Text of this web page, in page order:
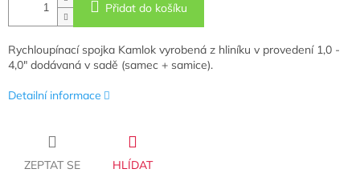
Přidat do košíku
Rychloupínací spojka Kamlok vyrobená z hliníku v provedení 1,0 -
4,0" dodávaná v sadě (samec + samice).
Detailní informace
ZEPTAT SE HLÍDAT